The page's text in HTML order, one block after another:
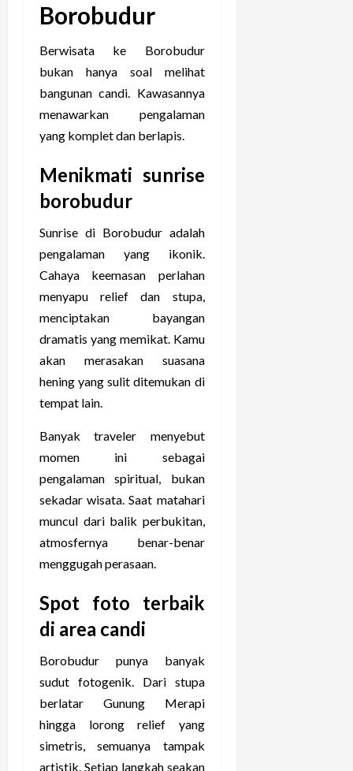
Borobudur
Berwisata ke Borobudur
bukan hanya soal melihat
bangunan candi. Kawasannya
menawarkan pengalaman
yang komplet dan berlapis.
Menikmati sunrise
borobudur
Sunrise di Borobudur adalah
pengalaman yang ikonik.
Cahaya keemasan perlahan
menyapu relief dan stupa,
menciptakan bayangan
dramatis yang memikat. Kamu
akan merasakan suasana
hening yang sulit ditemukan di
tempat lain.
Banyak traveler menyebut
momen ini sebagai
pengalaman spiritual, bukan
sekadar wisata. Saat matahari
muncul dari balik perbukitan,
atmosfernya benar-benar
menggugah perasaan.
Spot foto terbaik
di area candi
Borobudur punya banyak
sudut fotogenik. Dari stupa
berlatar Gunung Merapi
hingga lorong relief yang
simetris, semuanya tampak
artistik. Setiap langkah seakan